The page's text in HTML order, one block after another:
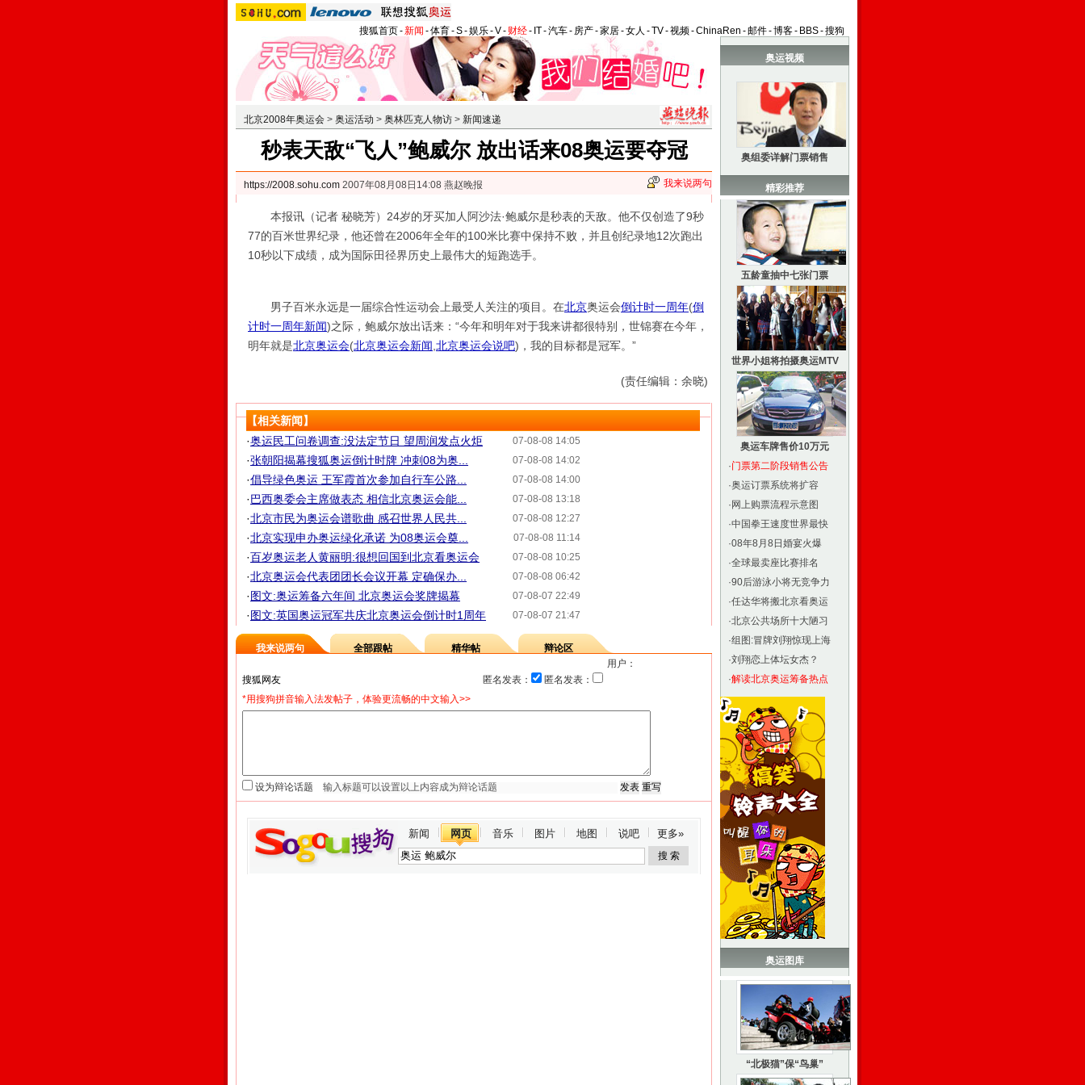
搜狐首页-新闻 -体育-S-娱乐-V- 财经- IT-汽车- 房产-家居-女人 -TV-视频-ChinaRen -邮件-博客- BBS-搜狗
北京2008年奥运会 > 奥运活动 > 奥林匹克人物访 > 新闻速递
秒表天敌“飞人”鲍威尔 放出话来08奥运要夺冠
https://2008.sohu.com 2007年08月08日14:08 燕赵晚报 我来说两句
本报讯（记者 秘晓芳）24岁的牙买加人阿沙法·鲍威尔是秒表的天敌。他不仅创造了9秒
77的百米世界纪录，他还曾在2006年全年的100米比赛中保持不败，并且创纪录地12次跑出
10秒以下成绩，成为国际田径界历史上最伟大的短跑选手。
男子百米永远是一届综合性运动会上最受人关注的项目。在北京奥运会倒计时一周年(倒
计时一周年新闻)之际，鲍威尔放出话来：“今年和明年对于我来讲都很特别，世锦赛在今年，
明年就是北京奥运会(北京奥运会新闻 北京奥运会说吧) ，我的目标都是冠军。”
(责任编辑：余晓)
【相关新闻】
07-08-08 14:05
·奥运民工问卷调查:没法定节日 望周润发点火炬
07-08-08 14:02
·张朝阳揭幕搜狐奥运倒计时牌 冲刺08为奥...
07-08-08 14:00
·倡导绿色奥运 王军霞首次参加自行车公路...
07-08-08 13:18
·巴西奥委会主席做表态 相信北京奥运会能...
07-08-08 12:27
·北京市民为奥运会谱歌曲 感召世界人民共...
07-08-08 11:14
·北京实现申办奥运绿化承诺 为08奥运会奠...
07-08-08 10:25
·百岁奥运老人黄丽明:很想回国到北京看奥运会
07-08-08 06:42
·北京奥运会代表团团长会议开幕 定确保办...
07-08-07 22:49
·图文:奥运筹备六年间 北京奥运会奖牌揭幕
07-08-07 21:47
·图文:英国奥运冠军共庆北京奥运会倒计时1周年
我来说两句 全部跟帖 精华帖
辩论区
用户：
匿名发表：
匿名发表：
*用搜狗拼音输入法发帖子，体验更流畅的中文输入>>
设为辩论话题
新闻 网页 音乐 图片 地图 说吧 更多»
奥运视频
奥组委详解门票销售
精彩推荐
五龄童抽中七张门票
世界小姐将拍摄奥运MTV
奥运车牌售价10万元
·门票第二阶段销售公告
·奥运订票系统将扩容
· 网上购票流程示意图
·中国拳王速度世界最快
·08年8月8日婚宴火爆
·全球最卖座比赛排名
·90后游泳小将无竞争力
·任达华将搬北京看奥运
·北京公共场所十大陋习
·组图:冒牌刘翔惊现上海
·刘翔恋上体坛女杰？
·解读北京奥运筹备热点
奥运图库
“北极猫”保“鸟巢”